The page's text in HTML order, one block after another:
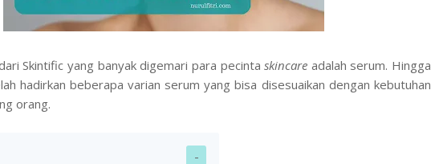
Skintific yang banyak digemari para pecintaskincare adalah serum. Hingga
hadirkan beberapa varian serum yang bisa disesuaikan dengan kebutuhan
orang.